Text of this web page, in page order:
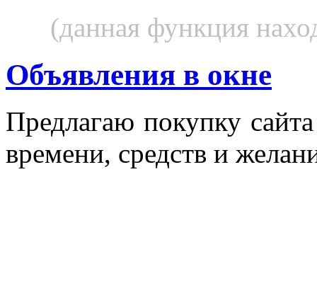
(данная функция
Объявления в окне
Пред­ла­гаю по­куп­ку
вре­мени, средств и